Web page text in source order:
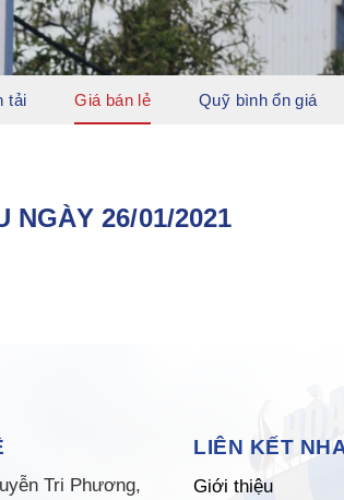
tải Giá bán lẻ Quỹ bình ổn giá
NGÀY 26/01/2021
Tri Phương,
LIÊN KẾT
Giới thiệu